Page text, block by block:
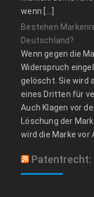
wenn […]
Bestehen
Deutschland?
Wenn gegen die
Widerspruch
gelöscht. Sie wird
eines Dritten für
Auch Klagen vor
Löschung der
wird die Marke vor
Patentrecht: